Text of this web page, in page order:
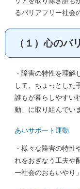
るバリアフリー社会
（１）心のバ
・障害の特性を理
して、ちょっとした
誰もが暮らしやすい
動」に取り組んでい
あいサポート運動
・様々な障害の特
れをおぎなう工夫や
ー社会のおもいやり